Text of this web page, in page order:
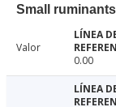
Small ruminants
Valor
0.00